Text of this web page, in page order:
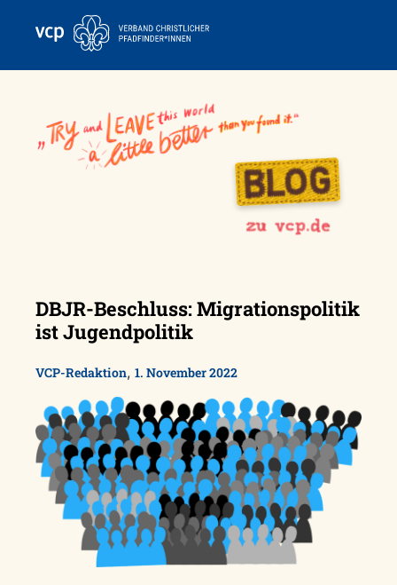
DBJR-Beschluss: Migrationspolitik
ist Jugendpolitik
VCP-Redaktion, 1. November 2022